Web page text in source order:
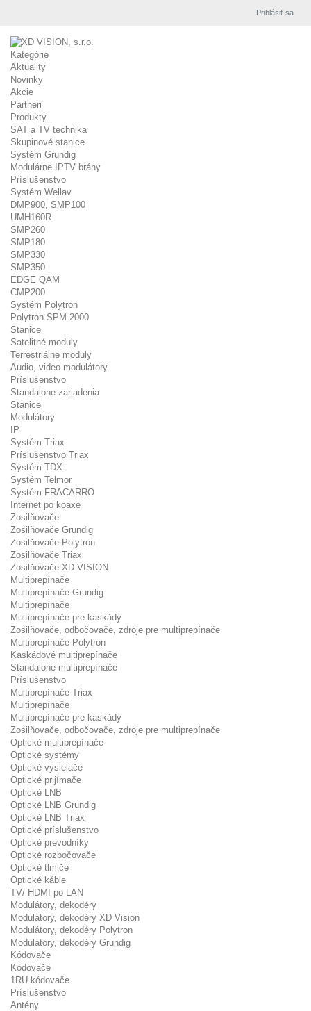
Prihlásiť sa
Kategórie
Aktuality
Novinky
Akcie
Partneri
Produkty
SAT a TV technika
Skupinové stanice
Systém Grundig
Modulárne IPTV brány
Príslušenstvo
Systém Wellav
DMP900, SMP100
UMH160R
SMP260
SMP180
SMP330
SMP350
EDGE QAM
CMP200
Systém Polytron
Polytron SPM 2000
Stanice
Satelitné moduly
Terrestriálne moduly
Audio, video modulátory
Príslušenstvo
Standalone zariadenia
Stanice
Modulátory
IP
Systém Triax
Príslušenstvo Triax
Systém TDX
Systém Telmor
Systém FRACARRO
Internet po koaxe
Zosilňovače
Zosilňovače Grundig
Zosilňovače Polytron
Zosilňovače Triax
Zosilňovače XD VISION
Multiprepínače
Multiprepínače Grundig
Multiprepínače
Multiprepínače pre kaskády
Zosilňovače, odbočovače, zdroje pre multiprepínače
Multiprepínače Polytron
Kaskádové multiprepínače
Standalone multiprepínače
Príslušenstvo
Multiprepínače Triax
Multiprepínače
Multiprepínače pre kaskády
Zosilňovače, odbočovače, zdroje pre multiprepínače
Optické multiprepínače
Optické systémy
Optické vysielače
Optické prijímače
Optické LNB
Optické LNB Grundig
Optické LNB Triax
Optické príslušenstvo
Optické prevodníky
Optické rozbočovače
Optické tlmiče
Optické káble
TV/ HDMI po LAN
Modulátory, dekodéry
Modulátory, dekodéry XD Vision
Modulátory, dekodéry Polytron
Modulátory, dekodéry Grundig
Kódovače
Kódovače
1RU kódovače
Príslušenstvo
Antény